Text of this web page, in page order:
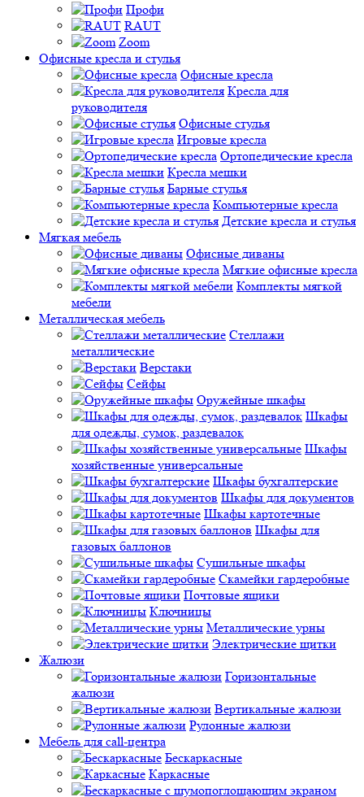
Профи
RAUT
Zoom
Офисные кресла и стулья
Офисные кресла
Кресла для
руководителя
Офисные стулья
Игровые кресла
Ортопедические кресла
Кресла мешки
Барные стулья
Компьютерные кресла
Детские кресла и стулья
Мягкая мебель
Офисные диваны
Мягкие офисные кресла
Комплекты мягкой
мебели
Металлическая мебель
Стеллажи
металлические
Верстаки
Сейфы
Оружейные шкафы
Шкафы
для одежды, сумок, раздевалок
Шкафы
хозяйственные универсальные
Шкафы бухгалтерские
Шкафы для документов
Шкафы картотечные
Шкафы для
газовых баллонов
Сушильные шкафы
Скамейки гардеробные
Почтовые ящики
Ключницы
Металлические урны
Электрические щитки
Жалюзи
Горизонтальные
жалюзи
Вертикальные жалюзи
Рулонные жалюзи
Мебель для call-центра
Бескаркасные
Каркасные